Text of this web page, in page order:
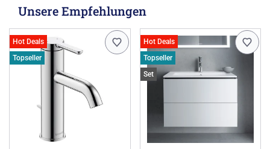
Unsere Empfehlungen
Hot Deals
Topseller
Hot Deals
Topseller
Set